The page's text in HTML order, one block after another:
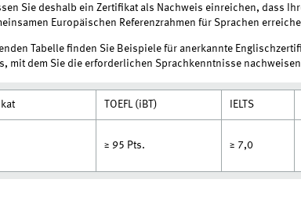
Sie deshalb ein Zertifikat als Nachweis einreichen, dass
Europäischen Referenzrahmen für Sprachen
Tabelle finden Sie Beispiele für anerkannte
mit dem Sie die erforderlichen Sprachkenntnisse
TOEFL (iBT) IELTS
≥ 95 Pts. ≥ 7,0